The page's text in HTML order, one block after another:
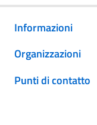
Informazioni
Organizzazioni
Punti di contatto